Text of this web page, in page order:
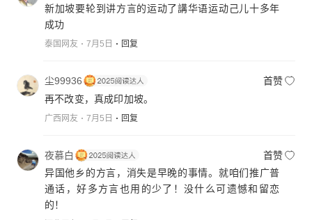
新加坡要轮到讲方言的运动了講华语运动己儿十多年
成功
泰国网友 7月5日 回复
尘99936
首赞
再不改变，真成印加坡。
广西网友 7月5日 回复
夜慕白
首赞
异国他乡的方言，消失是早晚的事情。就咱们推广普
通话，好多方言也用的少了！没什么可遗憾和留恋
的！